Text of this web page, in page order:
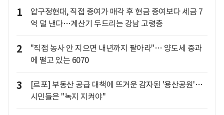
1
압구정현대, 직접 증여가 매각 후 현금 증여보다 세금 7
억 덜 낸다…계산기 두드리는 강남 고령층
2
"직접 농사 안 지으면 내년까지 팔아라"… 양도세 중과
에 떨고 있는 6070
3
[르포] 부동산 공급 대책에 뜨거운 감자된 '용산공원'…
시민들은 "녹지 지켜야"